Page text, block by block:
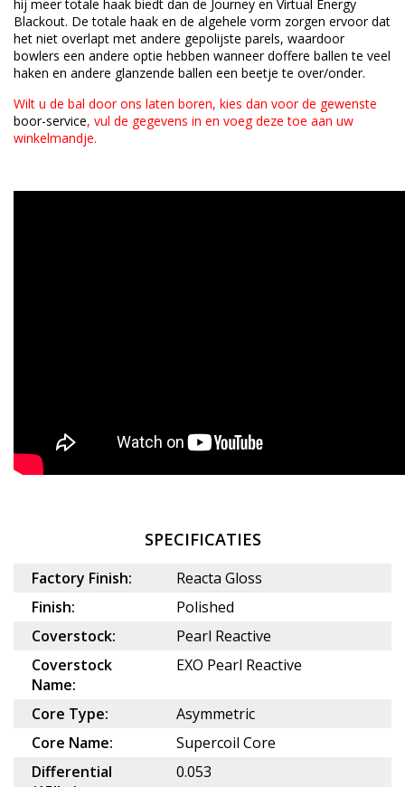
hij meer totale haak biedt dan de Journey en Virtual Energy
Blackout. De totale haak en de algehele vorm zorgen ervoor dat
het niet overlapt met andere gepolijste parels, waardoor
bowlers een andere optie hebben wanneer doffere ballen te veel
haken en andere glanzende ballen een beetje te over/onder.
Wilt u de bal door ons laten boren, kies dan voor de gewenste
boor-service, vul de gegevens in en voeg deze toe aan uw
winkelmandje.
SPECIFICATIES
Factory Finish:
Reacta Gloss
Finish:
Polished
Coverstock:
Pearl Reactive
Coverstock
Name:
EXO Pearl Reactive
Core Type:
Asymmetric
Core Name:
Supercoil Core
Differential
0.053